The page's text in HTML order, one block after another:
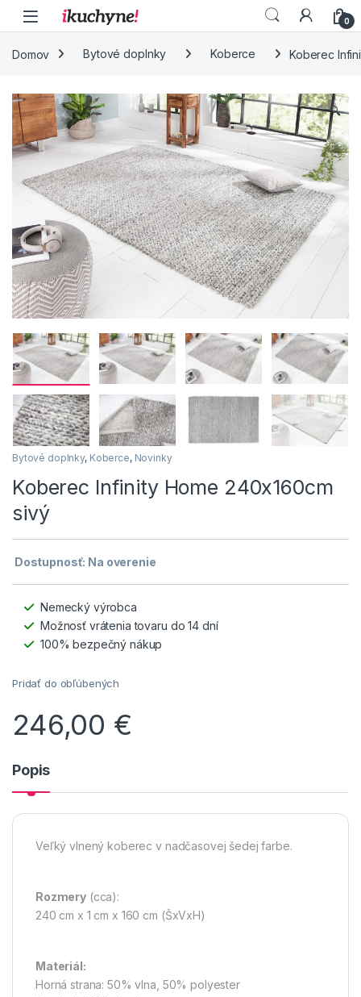
Skip to navigation
Skip to content
0
Domov Bytové doplnky Koberce Koberec
🔍
Bytové doplnky, Koberce, Novinky
Koberec Infinity Home 240x160cm
sivý
Dostupnosť: Na overenie
Nemecký výrobca
Možnosť vrátenia tovaru do 14 dní
100% bezpečný nákup
Pridať do obľúbených
246,00 €
Popis
Veľký vlnený koberec v nadčasovej šedej farbe.
Rozmery (cca):
240 cm x 1 cm x 160 cm (ŠxVxH)
Materiál:
Horná strana: 50% vlna, 50% polyester